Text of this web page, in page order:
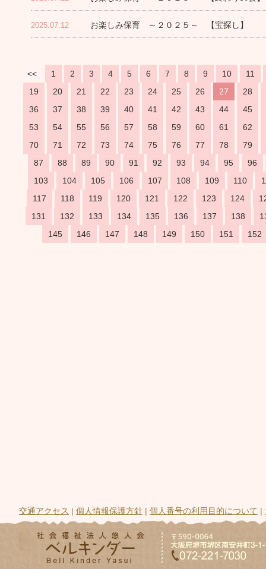
2025.07.12 お楽しみ保育 ～２０２５～ 【宝探し】
<< 1 2 3 4 5 6 7 8 9 10
11
19
20 21 22 23 24 25 26 27
28
36
37 38 39 40 41 42 43 44
45
53
54 55 56 57 58 59 60 61
62
70
71 72 73 74 75 76 77 78
79
87
88 89 90 91 92 93 94 95
96
103
104 105 106 107 108 109 110
117
118 119 120 121 122 123 124
131
132 133 134 135 136 137 138
145
146 147 148 149 150 151 152
交通アクセス | 個人情報保護方針 | 個人番号の利用目的について |